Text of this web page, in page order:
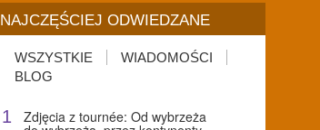
NAJCZĘŚCIEJ ODWIEDZANE
WSZYSTKIE
WIADOMOŚCI
BLOG
1 Zdjęcia z tournée: Od wybrzeża